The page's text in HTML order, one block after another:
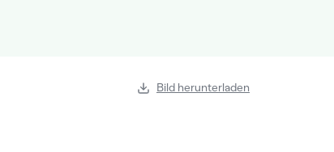
Bild herunterladen